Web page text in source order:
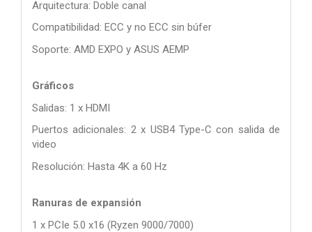
Arquitectura: Doble canal
Compatibilidad: ECC y no ECC sin búfer
Soporte: AMD EXPO y ASUS AEMP
Gráficos
Salidas: 1 x HDMI
Puertos adicionales: 2 x USB4 Type-C con salida de
video
Resolución: Hasta 4K a 60 Hz
Ranuras de expansión
1 x PCIe 5.0 x16 (Ryzen 9000/7000)